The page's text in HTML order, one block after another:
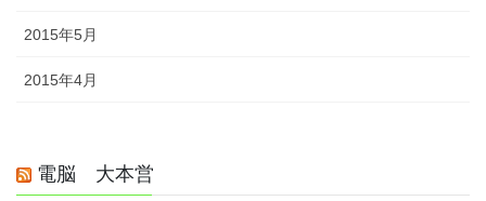
2015年5月
2015年4月
電脳 大本営